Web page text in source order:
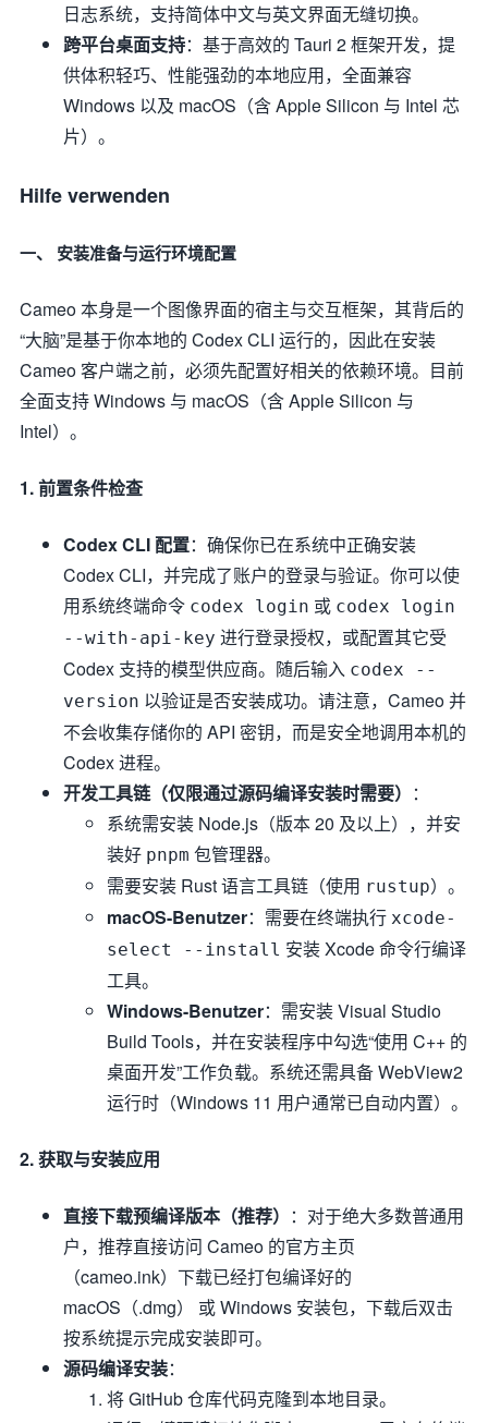
日志系统，支持简体中文与英文界面无缝切换。
跨平台桌面支持：基于高效的 Tauri 2 框架开发，提
供体积轻巧、性能强劲的本地应用，全面兼容
Windows 以及 macOS（含 Apple Silicon 与 Intel 芯
片）。
Hilfe verwenden
一、 安装准备与运行环境配置
Cameo 本身是一个图像界面的宿主与交互框架，其背后的
“大脑”是基于你本地的 Codex CLI 运行的，因此在安装
Cameo 客户端之前，必须先配置好相关的依赖环境。目前
全面支持 Windows 与 macOS（含 Apple Silicon 与
Intel）。
1. 前置条件检查
Codex CLI 配置：确保你已在系统中正确安装
Codex CLI，并完成了账户的登录与验证。你可以使
用系统终端命令 codex login 或 codex login
--with-api-key 进行登录授权，或配置其它受
Codex 支持的模型供应商。随后输入 codex --
version 以验证是否安装成功。请注意，Cameo 并
不会收集存储你的 API 密钥，而是安全地调用本机的
Codex 进程。
开发工具链（仅限通过源码编译安装时需要） ：
系统需安装 Node.js（版本 20 及以上），并安
装好 pnpm 包管理器。
需要安装 Rust 语言工具链（使用 rustup）。
macOS-Benutzer：需要在终端执行 xcode-
select --install 安装 Xcode 命令行编译
工具。
Windows-Benutzer：需安装 Visual Studio
Build Tools，并在安装程序中勾选“使用 C++ 的
桌面开发”工作负载。系统还需具备 WebView2
运行时（Windows 11 用户通常已自动内置）。
2. 获取与安装应用
直接下载预编译版本（推荐） ：对于绝大多数普通用
户，推荐直接访问 Cameo 的官方主页
（cameo.ink）下载已经打包编译好的
macOS（.dmg） 或 Windows 安装包，下载后双击
按系统提示完成安装即可。
源码编译安装：
将 GitHub 仓库代码克隆到本地目录。